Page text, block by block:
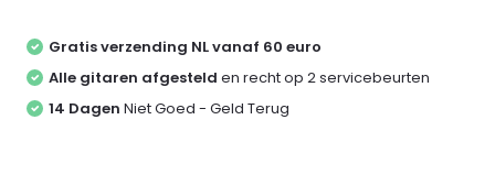
Gratis verzending NL vanaf 60 euro
Alle gitaren afgesteld en recht op 2 servicebeurten
14 Dagen Niet Goed - Geld Terug